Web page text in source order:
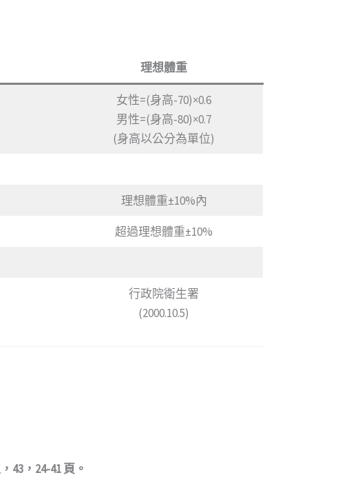
理想體重
女性=(身高-70)×0.6
男性=(身高-80)×0.7
(身高以公分為單位)
理想體重±10%內
超過理想體重±10%
行政院衛生署
(2000.10.5)
43，24-41 頁。